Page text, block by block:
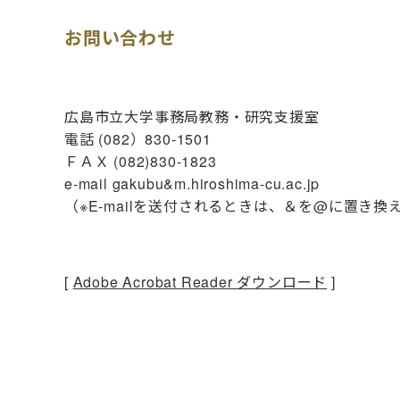
お問い合わせ
広島市立大学事務局教務・研究支援室
電話 (082）830-1501
ＦＡＸ (082)830-1823
e-mail gakubu&m.hiroshima-cu.ac.jp
（※E-mailを送付されるときは、＆を@に置き換
[ Adobe Acrobat Reader ダウンロード ]